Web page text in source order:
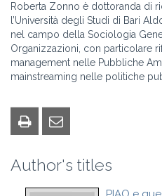
Roberta Zonno è dottoranda di
l’Università degli Studi di Bari
nel campo della Sociologia
Organizzazioni, con particolare
management nelle Pubbliche
mainstreaming nelle politiche
Author's titles